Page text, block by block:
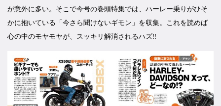
が意外に多い。そこで今号の巻頭特集では、ハーレー乗りがひそ
かに抱いている「今さら聞けないギモン」を収集。これを読めば
心の中のモヤモヤが、スッキリ解消されるハズ!!